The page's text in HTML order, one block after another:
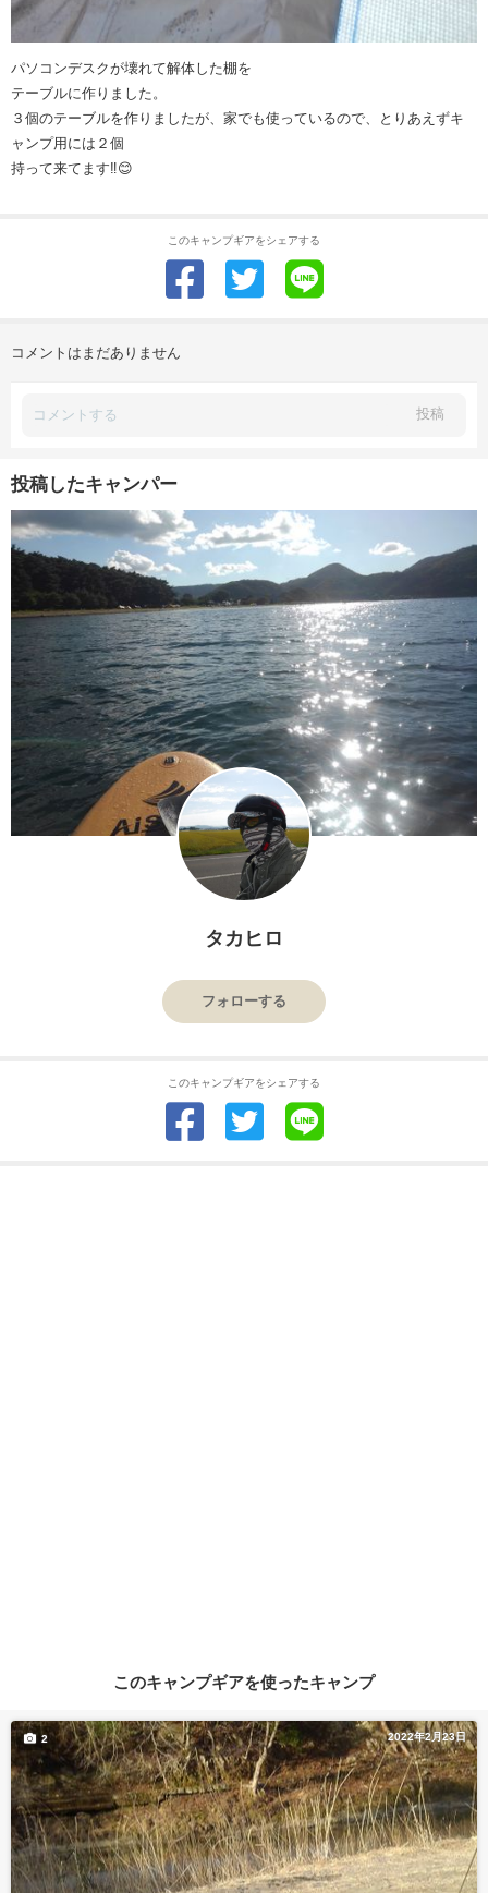
パソコンデスクが壊れて解体した棚を
テーブルに作りました。
３個のテーブルを作りましたが、家でも使っているので、とりあえずキ
ャンプ用には２個
持って来てます‼️😊
このキャンプギアをシェアする
コメントはまだありません
投稿
投稿したキャンパー
タカヒロ
フォローする
このキャンプギアをシェアする
このキャンプギアを使ったキャンプ
2022年2月23日
2